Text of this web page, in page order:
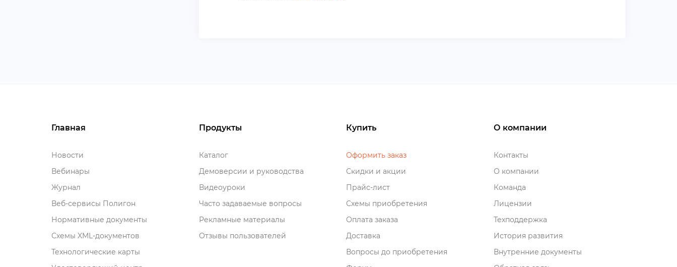
Главная
Новости
ебинары
Журнал
еб-сервисы Полигон
Нормативные документы
Схемы XML-документо
Технологические карты
Продукты
Катало
Демоверсии и руководства
идеоуроки
Часто задаваемые вопросы
Рекламные материалы
Отзывы пользователей
Купить
Оформить заказ
Скидки и акции
Прайс-лист
Схемы приобретения
Оплата заказа
Доставка
опросы до приобретения
О компании
Контакты
О компании
Команда
Лицензии
Техподдержка
История развития
нутренние документы